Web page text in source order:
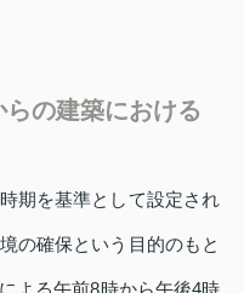
の建築における
期を基準として設定され
の確保という目的のもと
よる午前8時から午後4時